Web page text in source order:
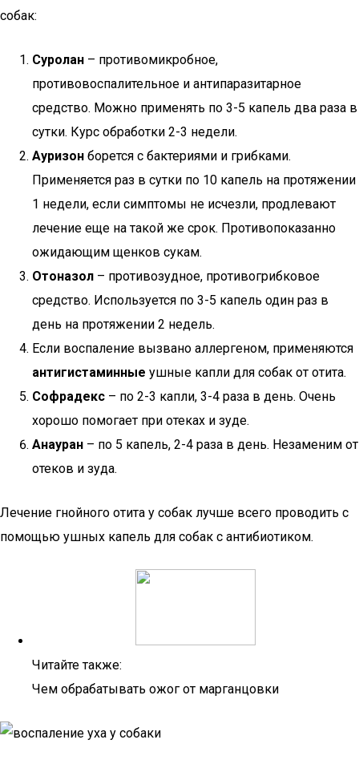
собак:
Суролан – противомикробное,
противовоспалительное и антипаразитарное
средство. Можно применять по 3-5 капель два раза в
сутки. Курс обработки 2-3 недели.
Ауризон борется с бактериями и грибками.
Применяется раз в сутки по 10 капель на протяжении
1 недели, если симптомы не исчезли, продлевают
лечение еще на такой же срок. Противопоказанно
ожидающим щенков сукам.
Отоназол – противозудное, противогрибковое
средство. Используется по 3-5 капель один раз в
день на протяжении 2 недель.
Если воспаление вызвано аллергеном, применяются
антигистаминные ушные капли для собак от отита.
Софрадекс – по 2-3 капли, 3-4 раза в день. Очень
хорошо помогает при отеках и зуде.
Анауран – по 5 капель, 2-4 раза в день. Незаменим от
отеков и зуда.
Лечение гнойного отита у собак лучше всего проводить с
помощью ушных капель для собак с антибиотиком.
Читайте также:
Чем обрабатывать ожог от марганцовки